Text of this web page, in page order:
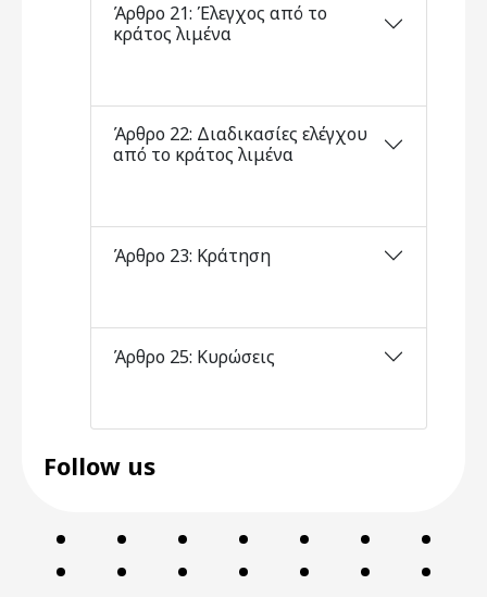
Άρθρο 21: Έλεγχος από το
κράτος λιμένα
Άρθρο 22: Διαδικασίες ελέγχου
από το κράτος λιμένα
Άρθρο 23: Κράτηση
Άρθρο 25: Κυρώσεις
Follow us